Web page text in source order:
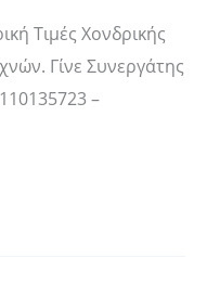
Τιμές Χονδρικής
Γίνε Συνεργάτης
–